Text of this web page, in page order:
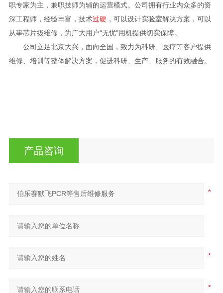
职专家为主，兼职技师为辅的运营模式。公司拥有行业内众多的资
深工程师，经验丰富，技术过硬 ，可以设计实验室解决方案，可以
从事芯片级维修，为广大用户“无忧"用机提供切实保障。
公司立足北京大兴，面向全国，致力为科研、医疗等客户提供
维修、培训等整体解决方案，促进科研、生产、服务的有效融合。
产品咨询